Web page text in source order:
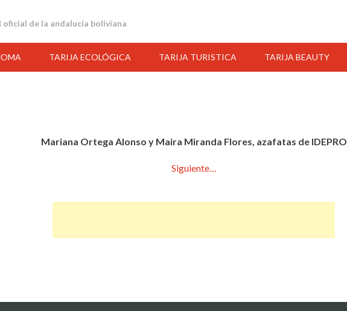
de la andalucía boliviana
TARIJA ECOLÓGICA TARIJA TURISTICA TARIJA BEAUTY
Mariana Ortega Alonso y Maira Miranda Flores, azafatas de IDEPRO
Siguiente…